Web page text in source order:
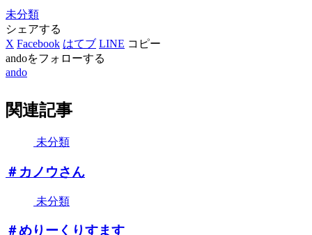
未分類
シェアする
X Facebook はてブ LINE コピー
andoをフォローする
ando
関連記事
未分類
＃カノウさん
未分類
＃めりーくりすます